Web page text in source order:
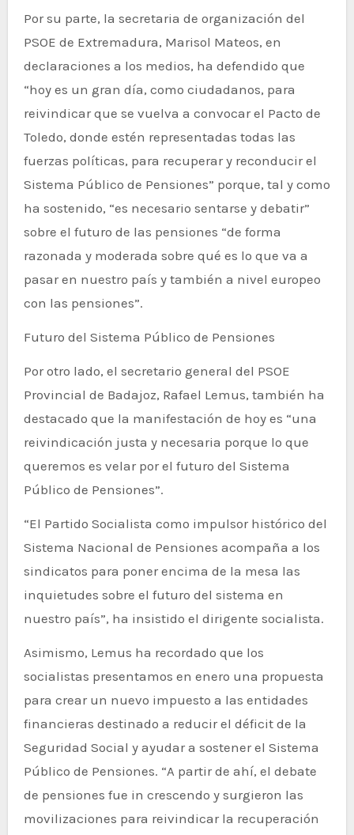
Por su parte, la secretaria de organización del
PSOE de Extremadura, Marisol Mateos, en
declaraciones a los medios, ha defendido que
“hoy es un gran día, como ciudadanos, para
reivindicar que se vuelva a convocar el Pacto de
Toledo, donde estén representadas todas las
fuerzas políticas, para recuperar y reconducir el
Sistema Público de Pensiones” porque, tal y como
ha sostenido, “es necesario sentarse y debatir”
sobre el futuro de las pensiones “de forma
razonada y moderada sobre qué es lo que va a
pasar en nuestro país y también a nivel europeo
con las pensiones”.
Futuro del Sistema Público de Pensiones
Por otro lado, el secretario general del PSOE
Provincial de Badajoz, Rafael Lemus, también ha
destacado que la manifestación de hoy es “una
reivindicación justa y necesaria porque lo que
queremos es velar por el futuro del Sistema
Público de Pensiones”.
“El Partido Socialista como impulsor histórico del
Sistema Nacional de Pensiones acompaña a los
sindicatos para poner encima de la mesa las
inquietudes sobre el futuro del sistema en
nuestro país”, ha insistido el dirigente socialista.
Asimismo, Lemus ha recordado que los
socialistas presentamos en enero una propuesta
para crear un nuevo impuesto a las entidades
financieras destinado a reducir el déficit de la
Seguridad Social y ayudar a sostener el Sistema
Público de Pensiones. “A partir de ahí, el debate
de pensiones fue in crescendo y surgieron las
movilizaciones para reivindicar la recuperación